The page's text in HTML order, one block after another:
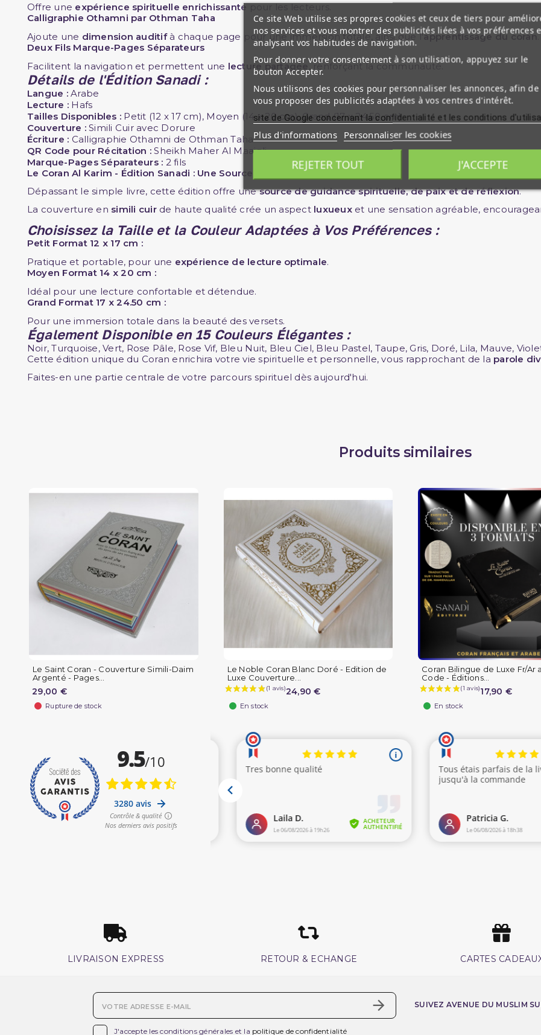
Offre une expérience spirituelle enrichissantepour les lecteurs.
Calligraphie Othamni par Othman Taha
Ajoute une dimension auditif à chaque page pour une immersion totale, ainsi que l'apprentissage du coran.
Deux Fils Marque-Pages Séparateurs
Facilitent la navigation et permettent une lecture partagée , renforçant la communauté.
Détails de l'Édition Sanadi :
Langue :Arabe
Lecture : Hafs
Tailles Disponibles : Petit (12 x 17 cm), Moyen (14 x 20 cm), Grand (17 x 24.50 cm)
Couverture :Simili Cuir avec Dorure
Écriture : Calligraphie Othamni de Othman Taha
QR Code pour Récitation : Sheikh Maher Al Maaiqli
Marque-Pages Séparateurs : 2 fils
Le Coran Al Karim - Édition Sanadi : Une Source de Lumière Spirituelle
Dépassant le simple livre, cette édition offre unesource de guidance spirituelle, de paix et de réflexion.
La couverture en simili cuirde haute qualité crée un aspect luxueuxet une sensation agréable,
Choisissez la Taille et la Couleur Adaptées à Vos Préférences :
Petit Format 12 x 17 cm :
Pratique et portable, pour une expérience de lecture optimale.
Moyen Format 14 x 20 cm :
Idéal pour une lecture confortable et détendue.
Grand Format 17 x 24.50 cm :
Pour une immersion totale dans la beauté des versets.
Également Disponible en 15 Couleurs Élégantes :
Noir, Turquoise, Vert, Rose Pâle, Rose Vif, Bleu Nuit, Bleu Ciel, Bleu Pastel, Taupe, Gris, Doré, Lila, Mauve,
Cette édition unique du Coran enrichira votre vie spirituelle et personnelle, vous rapprochant de la parole
Faites-en une partie centrale de votre parcours spirituel dès aujourd'hui.
Produits similaires
Le Saint Coran - Couverture Simili-Daim
Argenté - Pages...
29,00 €
Rupture de stock
Le Noble Coran Blanc Doré - Edition de
Luxe Couverture...
24,90 €
En stock
Coran Bilingue de Luxe Fr/Ar
Code - Éditions...
17,90 €
En stock
LIVRAISON EXPRESS RETOUR & ECHANGE CARTES
J'accepte les conditions générales et la politique de confidentialité
SUIVEZ AVENUE DU MUSLIM
Ce site Web utilise ses propres cookies et ceux de tiers pour
nos services et vous montrer des publicités liées à vos préférences
analysant vos habitudes de navigation.
Pour donner votre consentement à son utilisation, appuyez sur le
bouton Accepter.
Nous utilisons des cookies pour personnaliser les annonces, afin de
vous proposer des publicités adaptées à vos centres d'intérêt.
site de Google concernant la confidentialité et les conditions
Plus d'informations Personnaliser les cookies
REJETER TOUT J'ACCEPTE